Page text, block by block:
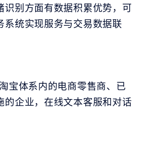
识别方面有数据积累优势，可
系统实现服务与交易数据联
宝体系内的电商零售商、已
的企业，在线文本客服和对话